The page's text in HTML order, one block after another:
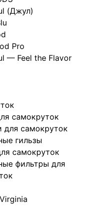
(Джул)
Pro
— Feel the Flavor
самокруток
самокруток
гильзы
самокруток
фильтры для